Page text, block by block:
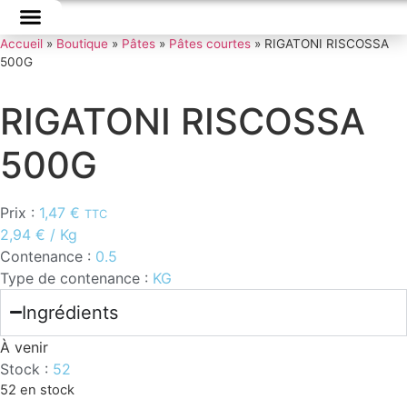
Accueil » Boutique » Pâtes » Pâtes courtes » RIGATONI RISCOSSA
500G
RIGATONI RISCOSSA
500G
Prix : 1,47 € TTC
2,94 € / Kg
Contenance : 0.5
Type de contenance : KG
Ingrédients
À venir
Stock : 52
52 en stock